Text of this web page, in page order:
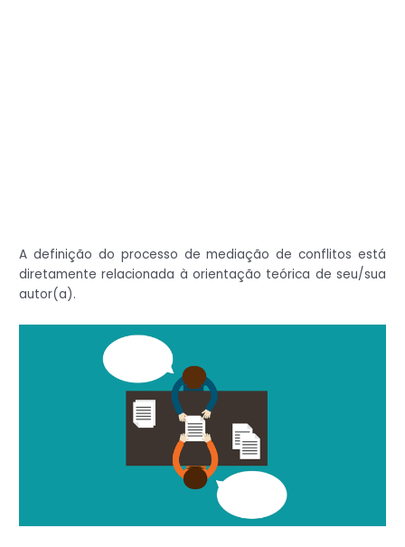
A definição do processo de mediação de conflitos está
diretamente relacionada à orientação teórica de seu/sua
autor(a).